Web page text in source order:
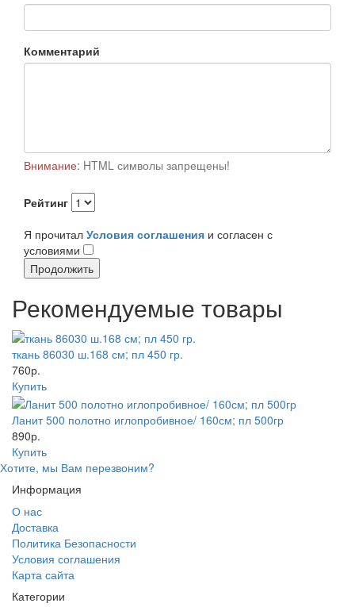
Комментарий
Внимание: HTML символы запрещены!
Рейтинг
Я прочитал Условия соглашения и согласен с
условиями
Продолжить
Рекомендуемые товары
ткань 86030 ш.168 см; пл 450 гр.
760р.
Купить
Ланит 500 полотно иглопробивное/ 160см; пл 500гр
890р.
Купить
Хотите, мы Вам перезвоним?
Информация
О нас
Доставка
Политика Безопасности
Условия соглашения
Карта сайта
Категории